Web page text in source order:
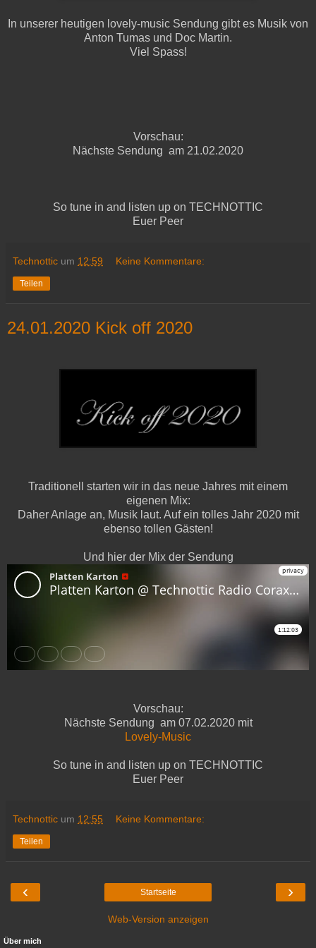
In unserer heutigen lovely-music Sendung gibt es Musik von
Anton Tumas und Doc Martin.
Viel Spass!
Vorschau:
Nächste Sendung am 21.02.2020
So tune in and listen up on TECHNOTTIC
Euer Peer
Technottic um 12:59 Keine Kommentare:
Teilen
24.01.2020 Kick off 2020
Traditionell starten wir in das neue Jahres mit einem
eigenen Mix:
Daher Anlage an, Musik laut. Auf ein tolles Jahr 2020 mit
ebenso tollen Gästen!
Und hier der Mix der Sendung
Vorschau:
Nächste Sendung am 07.02.2020 mit
Lovely-Music
So tune in and listen up on TECHNOTTIC
Euer Peer
Technottic um 12:55 Keine Kommentare:
Teilen
‹ ›
Startseite
Web-Version anzeigen
Über mich